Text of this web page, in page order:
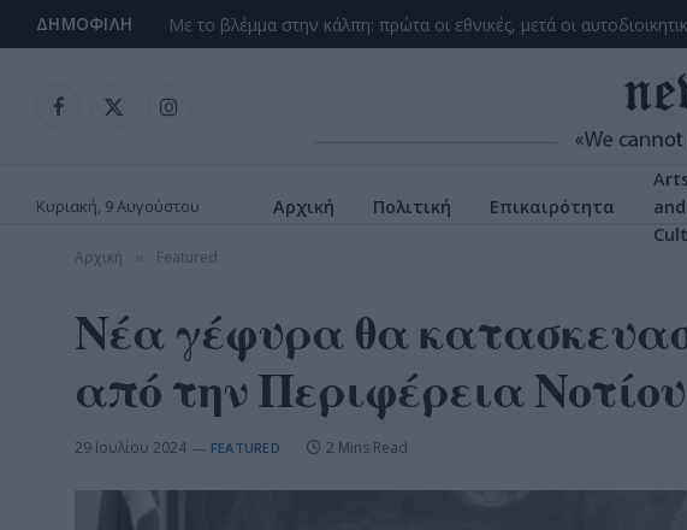
ΔΗΜΟΦΙΛΉ
Facebook
X
Instagram
Κυριακή, 9 Αυγούστου Αρχική Πολιτική Επικαιρότητα
and
Αρχική Featured
Νέα γέφυρα θα
από την Περιφέρεια
29 Ιουλίου 2024 FEATURED 2 Mins Read